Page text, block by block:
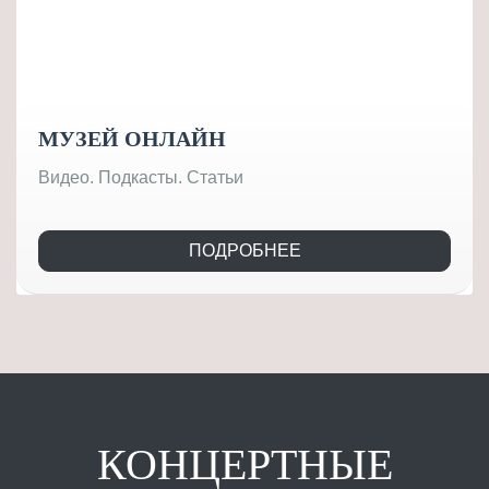
МУЗЕЙ ОНЛАЙН
Видео. Подкасты. Статьи
ПОДРОБНЕЕ
КОНЦЕРТНЫЕ